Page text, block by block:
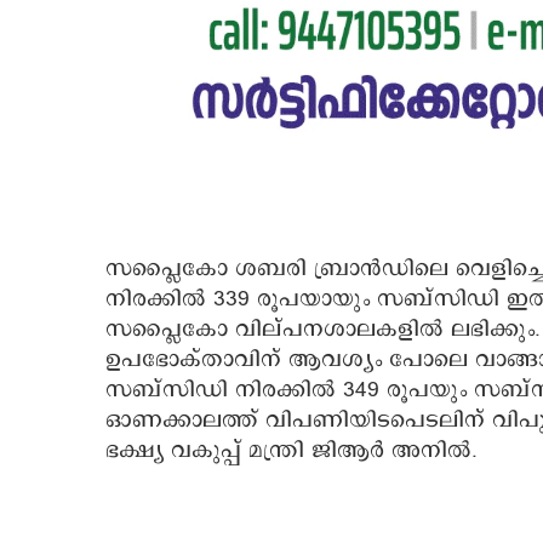
സപ്ലൈകോ ശബരി ബ്രാൻഡിലെ
നിരക്കിൽ 339 രൂപയായും സബ്സിഡി
സപ്ലൈകോ വില്പനശാലകളിൽ ലഭിക്കും.
ഉപഭോക്താവിന് ആവശ്യം പോലെ
സബ്സിഡി നിരക്കിൽ 349 രൂപയും
ഓണക്കാലത്ത് വിപണിയിടപെടലിന്
ഭക്ഷ്യ വകുപ്പ് മന്ത്രി ജിആര്‍ അനിൽ.